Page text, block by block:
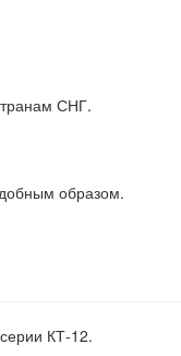
СНГ.
образом.
КТ-12.